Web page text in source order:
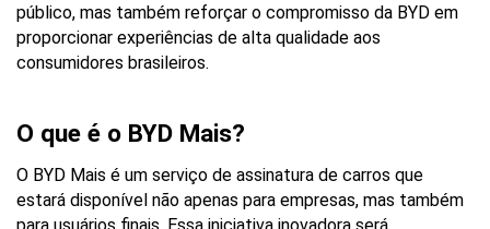
público, mas também reforçar o compromisso da BYD em
proporcionar experiências de alta qualidade aos
consumidores brasileiros.
O que é o BYD Mais?
O BYD Mais é um serviço de assinatura de carros que
estará disponível não apenas para empresas, mas também